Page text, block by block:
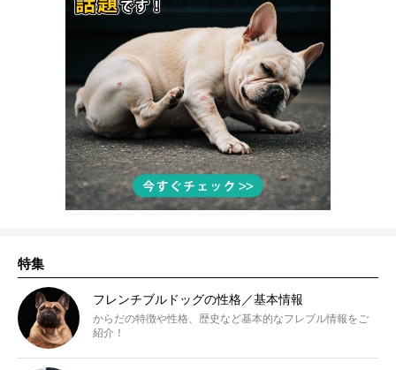
特集
フレンチブルドッグの性格／基本情報
からだの特徴や性格、歴史など基本的なフレブル情報をご
紹介！